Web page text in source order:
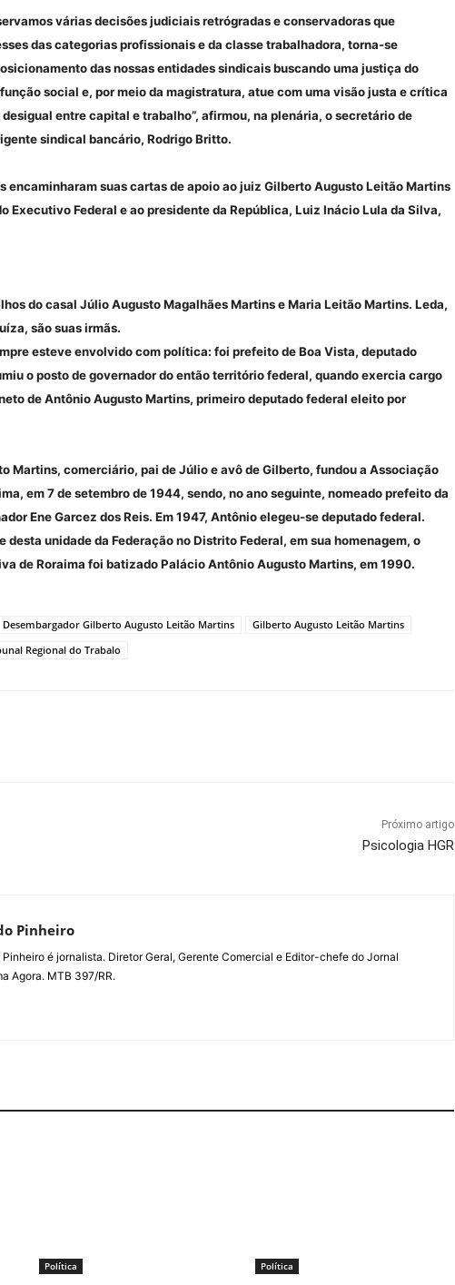
várias decisões judiciais retrógradas e conservadoras que
das categorias profissionais e da classe trabalhadora, torna-se
das nossas entidades sindicais buscando uma justiça do
social e, por meio da magistratura, atue com uma visão justa e crítica
entre capital e trabalho”, afirmou, na plenária, o secretário de
sindical bancário, Rodrigo Britto.
encaminharam suas cartas de apoio ao juiz Gilberto Augusto Leitão Martins
Executivo Federal e ao presidente da República, Luiz Inácio Lula da Silva,
do casal Júlio Augusto Magalhães Martins e Maria Leitão Martins. Leda,
são suas irmãs.
esteve envolvido com política: foi prefeito de Boa Vista, deputado
o posto de governador do então território federal, quando exercia cargo
de Antônio Augusto Martins, primeiro deputado federal eleito por
Martins, comerciário, pai de Júlio e avô de Gilberto, fundou a Associação
em 7 de setembro de 1944, sendo, no ano seguinte, nomeado prefeito da
Ene Garcez dos Reis. Em 1947, Antônio elegeu-se deputado federal.
desta unidade da Federação no Distrito Federal, em sua homenagem, o
de Roraima foi batizado Palácio Antônio Augusto Martins, em 1990.
Desembargador Gilberto Augusto Leitão Martins
Gilberto Augusto Leitão Martins
Regional do Trabalo
Próximo artigo
Psicologia HGR
Pinheiro
Pinheiro é jornalista. Diretor Geral, Gerente Comercial e Editor-chefe do Jornal
Agora. MTB 397/RR.
Política Política